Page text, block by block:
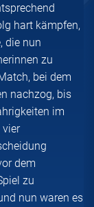
hart kämpfen,
die nun
zu
bei dem
nachzog, bis
im
dem
zu
nun waren es